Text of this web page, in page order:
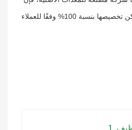
1. التنظيف